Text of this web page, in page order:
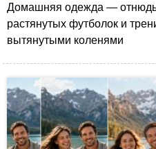
Домашняя одежда —
растянутых футболок и
вытянутыми коленями